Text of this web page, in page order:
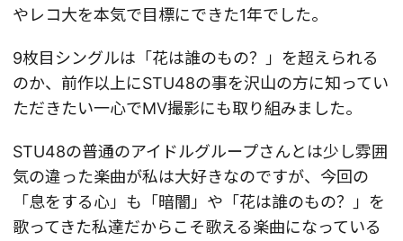
やレコ大を本気で目標にできた1年でした。
9枚目シングルは「花は誰のもの？」を超えられる
のか、前作以上にSTU48の事を沢山の方に知ってい
ただきたい一心でMV撮影にも取り組みました。
STU48の普通のアイドルグループさんとは少し雰囲
気の違った楽曲が私は大好きなのですが、今回の
「息をする心」も「暗闇」や「花は誰のもの？」を
歌ってきた私達だからこそ歌える楽曲になっている